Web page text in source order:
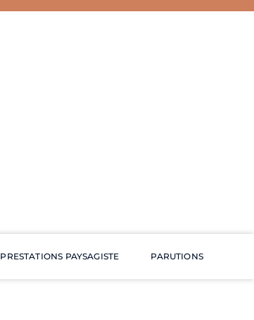
PRESTATIONS PAYSAGISTE PARUTIONS